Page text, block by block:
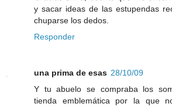
y sacar ideas de las estupendas
chuparse los dedos.
Responder
una prima de esas 28/10/09
Y tu abuelo se compraba los
tienda emblemática por la que